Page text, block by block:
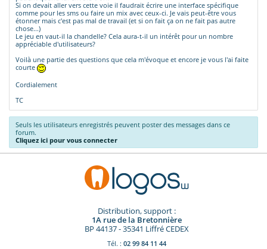
Si on devait aller vers cette voie il faudrait écrire une interface spécifique
comme pour les sms ou faire un mix avec ceux-ci. Je vais peut-être vous
étonner mais c'est pas mal de travail (et si on fait ça on ne fait pas autre
chose...)
Le jeu en vaut-il la chandelle? Cela aura-t-il un intérêt pour un nombre
appréciable d'utilisateurs?
Voilà une partie des questions que cela m'évoque et encore je vous l'ai faite
courte
Cordialement
TC
Seuls les utilisateurs enregistrés peuvent poster des messages dans ce
forum.
Cliquez ici pour vous connecter
Distribution, support :
1A rue de la Bretonnière
BP 44137 - 35341 Liffré CEDEX
Tél. : 02 99 84 11 44